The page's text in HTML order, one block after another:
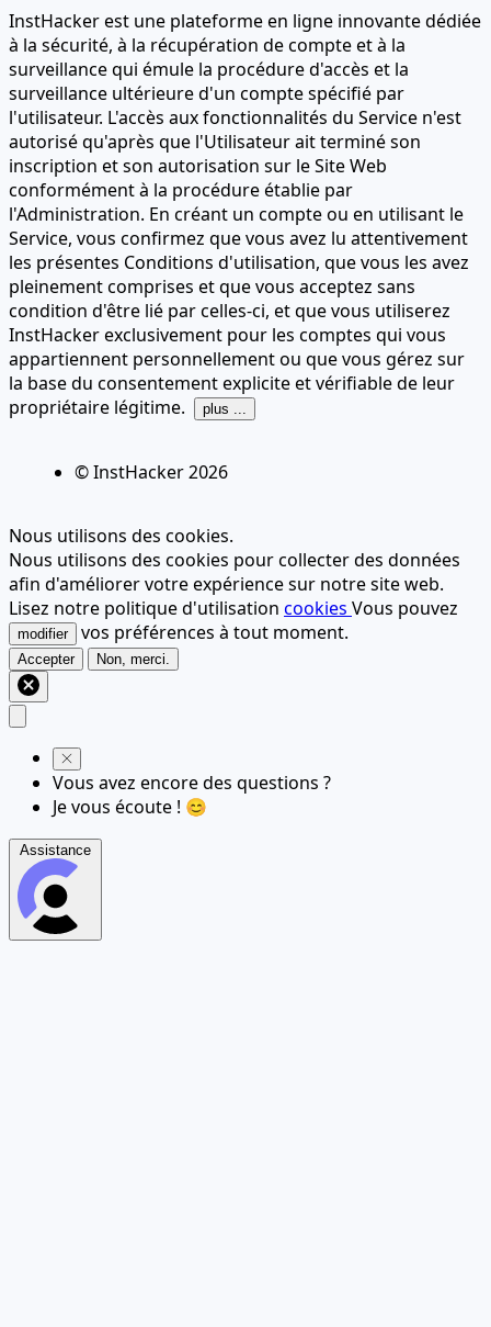
InstHacker est une plateforme en ligne innovante dédiée
à la sécurité, à la récupération de compte et à la
surveillance qui émule la procédure d'accès et la
surveillance ultérieure d'un compte spécifié par
l'utilisateur. L'accès aux fonctionnalités du Service n'est
autorisé qu'après que l'Utilisateur ait terminé son
inscription et son autorisation sur le Site Web
conformément à la procédure établie par
l'Administration. En créant un compte ou en utilisant le
Service, vous confirmez que vous avez lu attentivement
les présentes Conditions d'utilisation, que vous les avez
pleinement comprises et que vous acceptez sans
condition d'être lié par celles-ci, et que vous utiliserez
InstHacker exclusivement pour les comptes qui vous
appartiennent personnellement ou que vous gérez sur
la base du consentement explicite et vérifiable de leur
propriétaire légitime.
plus ...
© InstHacker2026
Nous utilisons des cookies.
Nous utilisons des cookies pour collecter des données
afin d'améliorer votre expérience sur notre site web.
Lisez notre politique d'utilisation cookies Vous pouvez
modifier vos préférences à tout moment.
Accepter Non, merci.
Vous avez encore des questions ?
Je vous écoute ! 😊
Assistance